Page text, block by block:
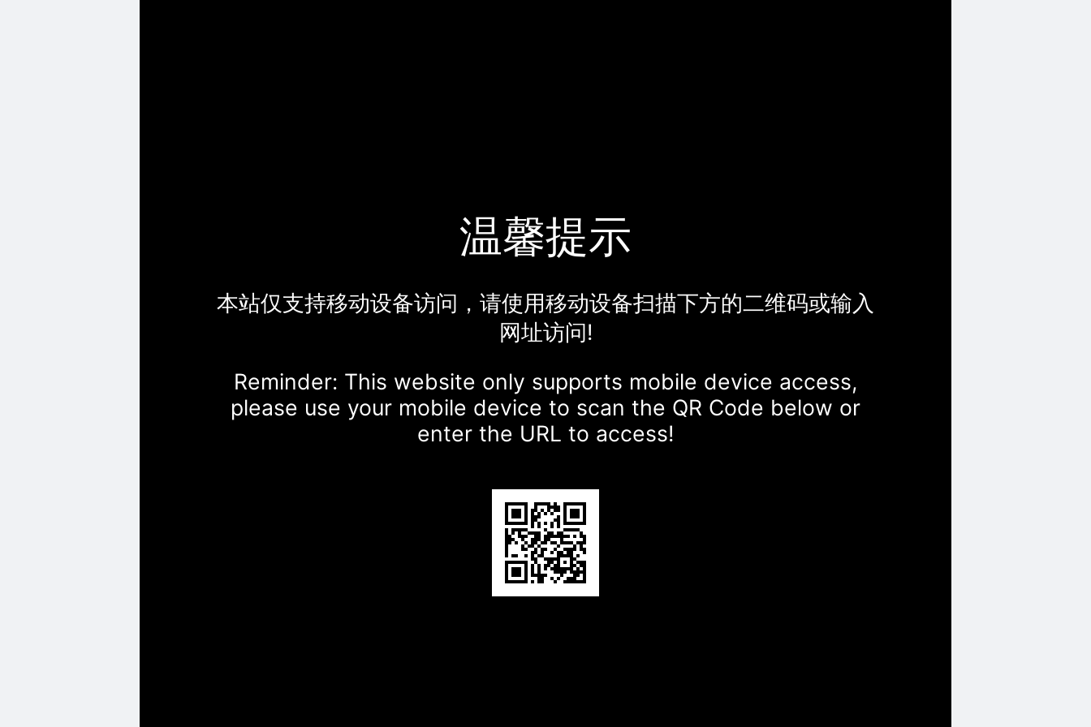
温馨提示
本站仅支持移动设备访问，请使用移动设备扫描下方的二维码或输入
网址访问!
Reminder: This website only supports mobile device access,
please use your mobile device to scan the QR Code below or
enter the URL to access!